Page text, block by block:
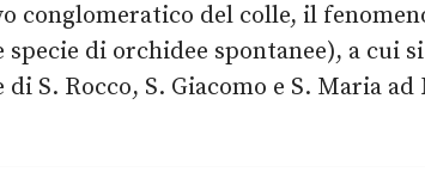
conglomeratico del colle, il
di orchidee spontanee), a cui
di S. Rocco, S. Giacomo e S. Maria